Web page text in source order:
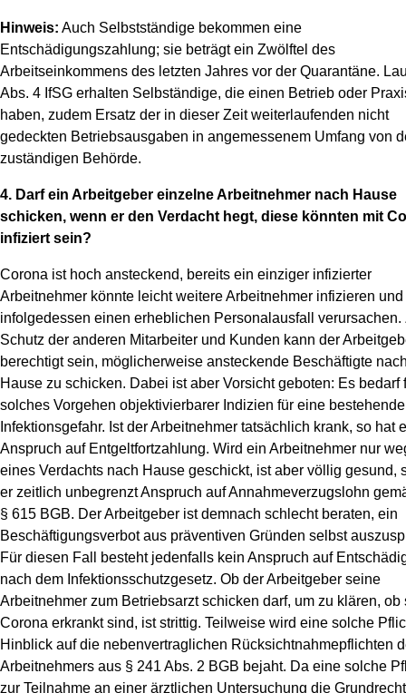
Hinweis: Auch Selbstständige bekommen eine
Entschädigungszahlung; sie beträgt ein Zwölftel des
Arbeitseinkommens des letzten Jahres vor der Quarantäne.
Abs. 4 IfSG erhalten Selbständige, die einen Betrieb oder
haben, zudem Ersatz der in dieser Zeit weiterlaufenden nicht
gedeckten Betriebsausgaben in angemessenem Umfang von
zuständigen Behörde.
4. Darf ein Arbeitgeber einzelne Arbeitnehmer nach Hause
schicken, wenn er den Verdacht hegt, diese könnten mit
infiziert sein?
Corona ist hoch ansteckend, bereits ein einziger infizierter
Arbeitnehmer könnte leicht weitere Arbeitnehmer infizieren und
infolgedessen einen erheblichen Personalausfall verursachen.
Schutz der anderen Mitarbeiter und Kunden kann der
berechtigt sein, möglicherweise ansteckende Beschäftigte
Hause zu schicken. Dabei ist aber Vorsicht geboten: Es bedarf
solches Vorgehen objektivierbarer Indizien für eine bestehende
Infektionsgefahr. Ist der Arbeitnehmer tatsächlich krank, so hat
Anspruch auf Entgeltfortzahlung. Wird ein Arbeitnehmer nur
eines Verdachts nach Hause geschickt, ist aber völlig gesund,
er zeitlich unbegrenzt Anspruch auf Annahmeverzugslohn
§ 615 BGB. Der Arbeitgeber ist demnach schlecht beraten, ein
Beschäftigungsverbot aus präventiven Gründen selbst
Für diesen Fall besteht jedenfalls kein Anspruch auf
nach dem Infektionsschutzgesetz. Ob der Arbeitgeber seine
Arbeitnehmer zum Betriebsarzt schicken darf, um zu klären, ob
Corona erkrankt sind, ist strittig. Teilweise wird eine solche
Hinblick auf die nebenvertraglichen Rücksichtnahmepflichten
Arbeitnehmers aus § 241 Abs. 2 BGB bejaht. Da eine solche
zur Teilnahme an einer ärztlichen Untersuchung die